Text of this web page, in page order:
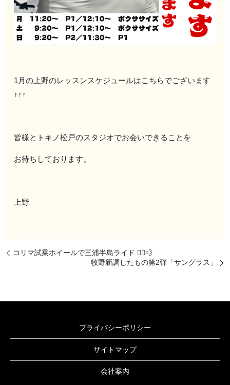
1月の上野のレッスンスケジュールはこちらでございます
↑↑↑
皆様とトキノ松戸のスタジオでお会いできることを
お待ちしております。
上野
コリマ試乗ホイールで三浦半島ライド 🚴‍♂️💨
牧野新調したもの第2弾「サングラス」
プライバシーポリシー
サイトマップ
会社案内